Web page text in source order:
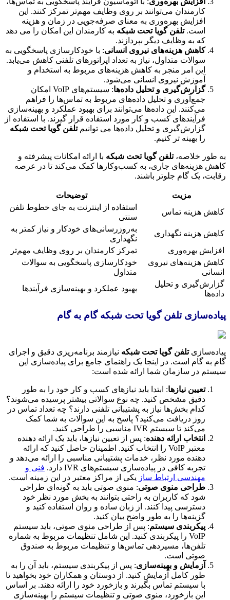
کارمندان می‌توانند بر روی وظایف مهم‌تر تمرکز کنند. این
افزایش بهره‌وری به معنای صرفه‌جویی در زمان و هزینه
است.تلفن گویا تحت شبکهبه کارمندان این امکان را می دهد
که به وظایف دیگر بپردازند.
کاهش هزینه‌های نیروی انسانی: با خودکارسازی پاسخگویی به
سوالات متداول، نیاز به تعداد اپراتورهای تلفنی کاهش می‌یابد.
این امر منجر به کاهش هزینه‌های مربوط به استخدام و
آموزش نیروی انسانی می‌شود.
گزارش‌گیری و تحلیل داده‌ها
: سیستم‌های VoIP امکان
جمع‌آوری و تحلیل داده‌های مربوط به تماس‌ها را فراهم
می‌کنند. این داده‌ها می‌توانند برای بهبود عملکرد و بهینه‌سازی
فرآیندهای کسب و کار مورد استفاده قرار گیرند. با استفاده از
گزارش‌گیری و تحلیل داده‌ها می توانیمتلفن گویا تحت شبکه
را بهینه تر کنیم.
خلاصه،تلفن گویا تحت شبکهبا ارائه امکانات پیشرفته و
هزینه‌های جاری، به کسب‌وکارها کمک می‌کند تا در عرصه
یک گام جلوتر باشند.
مزیت
توضیحات
هزینه تماس
استفاده از اینترنت به جای خطوط تلفن
سنتی
هزینه نگهداری
به‌روزرسانی‌های خودکار و نیاز کمتر به
نگهداری
بهره‌وری
تمرکز کارمندان بر روی وظایف مهم‌تر
هزینه‌های نیروی
خودکارسازی پاسخگویی به سوالات
متداول
و تحلیل
بهبود عملکرد و بهینه‌سازی فرآیندها
تلفن گویا تحت شبکه گام به گام
تلفن گویا تحت شبکهنیازمند برنامه‌ریزی دقیق و اجرای
گام است. در اینجا یک راهنمای جامع برای پیاده‌سازی این
در سازمان شما ارائه شده است:
تعیین نیازها: ابتدا باید نیازهای کسب و کار خود را به طور
دقیق مشخص کنید. چه نوع سوالاتی بیشتر پرسیده می‌شوند؟
کدام بخش‌ها نیاز به پشتیبانی تلفنی دارند؟ چه تعداد تماس در
روز دریافت می‌کنید؟ پاسخ به این سوالات به شما کمک
می‌کند تا سیستم IVR مناسبی را طراحی کنید.
انتخاب ارائه دهنده: پس از تعیین نیازها، باید یک ارائه دهنده
معتبر VoIP را انتخاب کنید. اطمینان حاصل کنید که ارائه
دهنده مورد نظر، خدمات پشتیبانی مناسبی را ارائه می‌دهد و
تجربه کافی در پیاده‌سازی سیستم‌های IVR دارد.
فنی و
مهندسی ارتباط سازیکی از مراکز معتبر در این زمینه است.
طراحی منوی صوتی: منوی صوتی باید به گونه‌ای طراحی
شود که کاربران به راحتی بتوانند به بخش مورد نظر خود
دسترسی پیدا کنند. از زبان ساده و روان استفاده کنید و
گزینه‌ها را به طور واضح بیان کنید.
پیکربندی سیستم: پس از طراحی منوی صوتی، باید سیستم
VoIP را پیکربندی کنید. این شامل تنظیمات مربوط به شماره
تلفن‌ها، مسیردهی تماس‌ها و تنظیمات مربوط به صندوق
صوتی است.
آزمایش و بهینه‌سازی: پس از پیکربندی سیستم، باید آن را به
طور کامل آزمایش کنید. از دوستان و همکاران خود بخواهید تا
با سیستم تماس بگیرند و بازخورد خود را ارائه دهند. بر اساس
این بازخورد، منوی صوتی و تنظیمات سیستم را بهینه‌سازی